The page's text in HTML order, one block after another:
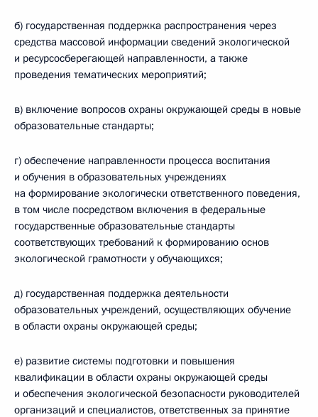
б) государственная поддержка распространения через
средства массовой информации сведений экологической
и ресурсосберегающей направленности, а также
проведения тематических мероприятий;
в) включение вопросов охраны окружающей среды в новые
образовательные стандарты;
г) обеспечение направленности процесса воспитания
и обучения в образовательных учреждениях
на формирование экологически ответственного поведения,
в том числе посредством включения в федеральные
государственные образовательные стандарты
соответствующих требований к формированию основ
экологической грамотности у обучающихся;
д) государственная поддержка деятельности
образовательных учреждений, осуществляющих обучение
в области охраны окружающей среды;
е) развитие системы подготовки и повышения
квалификации в области охраны окружающей среды
и обеспечения экологической безопасности руководителей
организаций и специалистов, ответственных за принятие